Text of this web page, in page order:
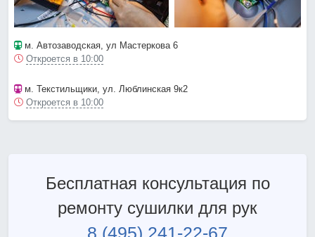
м. Автозаводская, ул Мастеркова 6
Откроется в 10:00
м. Текстильщики, ул. Люблинская 9к2
Откроется в 10:00
Бесплатная консультация по
ремонту сушилки для рук
8 (495) 241-22-67